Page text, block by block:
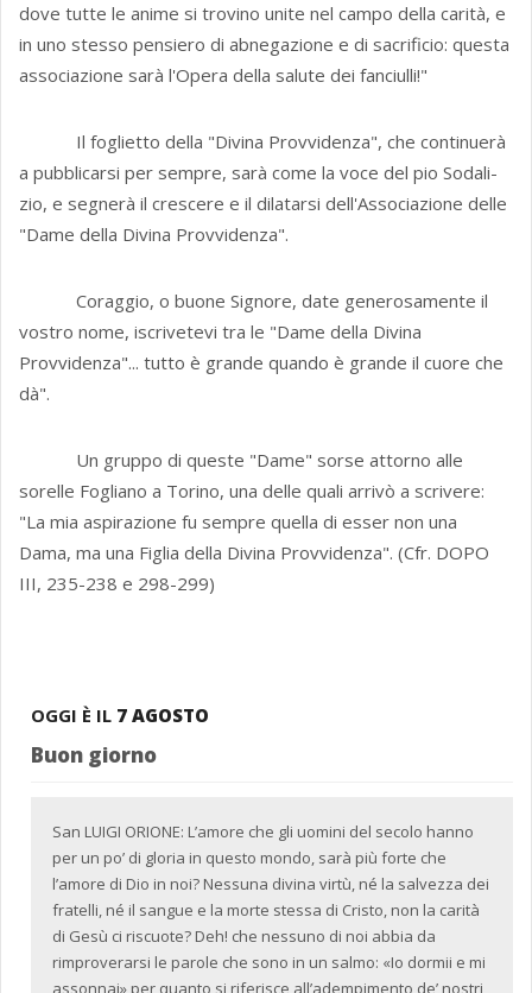
dove tutte le anime si trovino unite nel campo della carità, e
in uno stesso pensie­ro di abnegazione e di sacrifi­cio: questa
associ­azione sarà l'Opera della salute dei fanciulli!"
Il foglietto della "Divina Provvidenza", che continuerà
a pubblicarsi per sempre, sarà come la voce del pio Sodali­
zio, e segnerà il crescere e il dilatarsi dell'Associazione delle
"Dame della Divina Provvidenza".
Coraggio, o buone Signore, date generosamente il
vostro nome, iscrivetevi tra le "Dame della Divina
Provvidenza"... tutto è grande quando è grande il cuore che
dà".
Un gruppo di queste "Dame" sorse attorno alle
sorelle Fogliano a Torino, una delle quali arrivò a scrivere:
"La mia aspirazione fu sempre quella di esser non una
Dama, ma una Figlia della Divina Provvidenza". (Cfr. DOPO
III, 235-238 e 298-299)
OGGI È IL 7 AGOSTO
Buon giorno
San LUIGI ORIONE: L’amore che gli uomini del secolo hanno
per un po’ di gloria in questo mondo, sarà più forte che
l’amore di Dio in noi? Nessuna divina virtù, né la salvezza dei
fratelli, né il sangue e la morte stessa di Cristo, non la carità
di Gesù ci riscuote? Deh! che nessuno di noi abbia da
rimproverarsi le parole che sono in un salmo: «Io dormii e mi
assonnai» per quanto si riferisce all’adempimento de’ nostri